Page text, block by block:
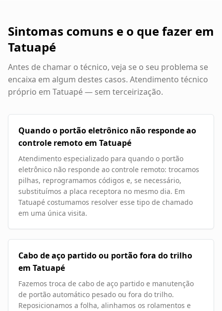
Sintomas comuns e o que fazer em
Tatuapé
Antes de chamar o técnico, veja se o seu problema se
encaixa em algum destes casos. Atendimento técnico
próprio em Tatuapé— sem terceirização.
Quando o portão eletrônico não responde ao
controle remoto em Tatuapé
Atendimento especializado para quando o portão
eletrônico não responde ao controle remoto: trocamos
pilhas, reprogramamos códigos e, se necessário,
substituímos a placa receptora no mesmo dia. Em
Tatuapé costumamos resolver esse tipo de chamado
em uma única visita.
Cabo de aço partido ou portão fora do trilho
em Tatuapé
Fazemos troca de cabo de aço partido e manutenção
de portão automático pesado ou fora do trilho.
Reposicionamos a folha, alinhamos os rolamentos e